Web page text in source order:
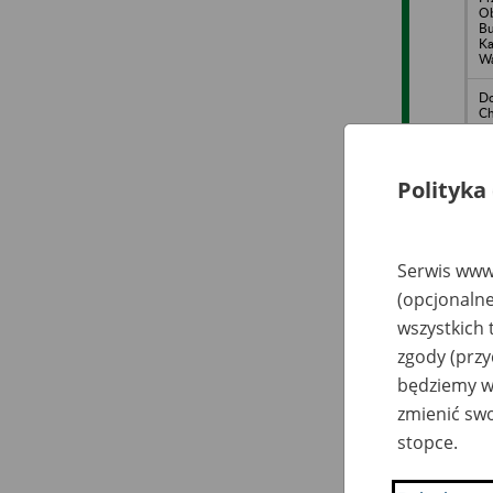
Polityka
Serwis
wszystkich
zgody
będziemy
zmienić
stopce.